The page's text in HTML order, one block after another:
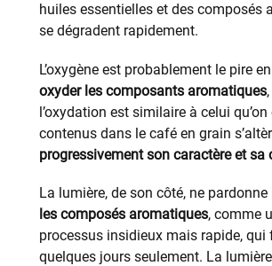
huiles essentielles et des composés
se dégradent rapidement.
L’oxygène est probablement le pire
oxyder les composants aromatiques
l’oxydation est similaire à celui
contenus dans le café en grain
progressivement son caractère et sa
La lumière, de son côté, ne
les composés aromatiques, comme
processus insidieux mais rapide,
quelques jours seulement. La